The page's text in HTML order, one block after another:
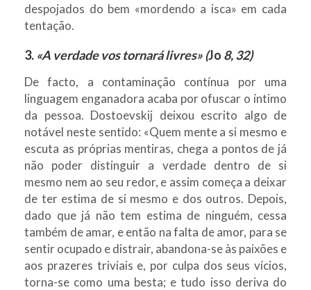
despojados do bem «mordendo a isca» em cada
tentação.
3. «A verdade vos tornará livres» (Jo 8, 32)
De facto, a contaminação contínua por uma
linguagem enganadora acaba por ofuscar o íntimo
da pessoa. Dostoevskij deixou escrito algo de
notável neste sentido: «Quem mente a si mesmo e
escuta as próprias mentiras, chega a pontos de já
não poder distinguir a verdade dentro de si
mesmo nem ao seu redor, e assim começa a deixar
de ter estima de si mesmo e dos outros. Depois,
dado que já não tem estima de ninguém, cessa
também de amar, e então na falta de amor, para se
sentir ocupado e distrair, abandona-se às paixões e
aos prazeres triviais e, por culpa dos seus vícios,
torna-se como uma besta; e tudo isso deriva do